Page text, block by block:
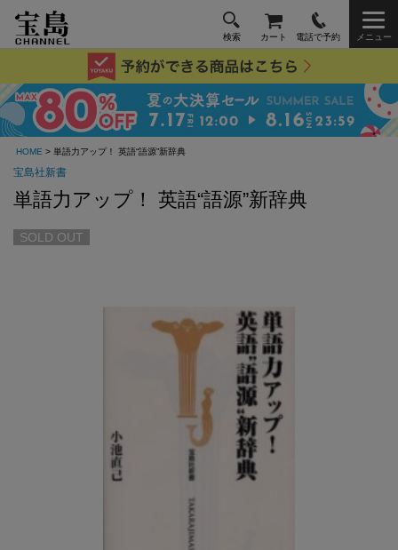
検索 カート 電話で予約 メニュー
HOME > 単語力アップ！ 英語“語源”新辞典
宝島社新書
単語力アップ！ 英語“語源”新辞典
SOLD OUT